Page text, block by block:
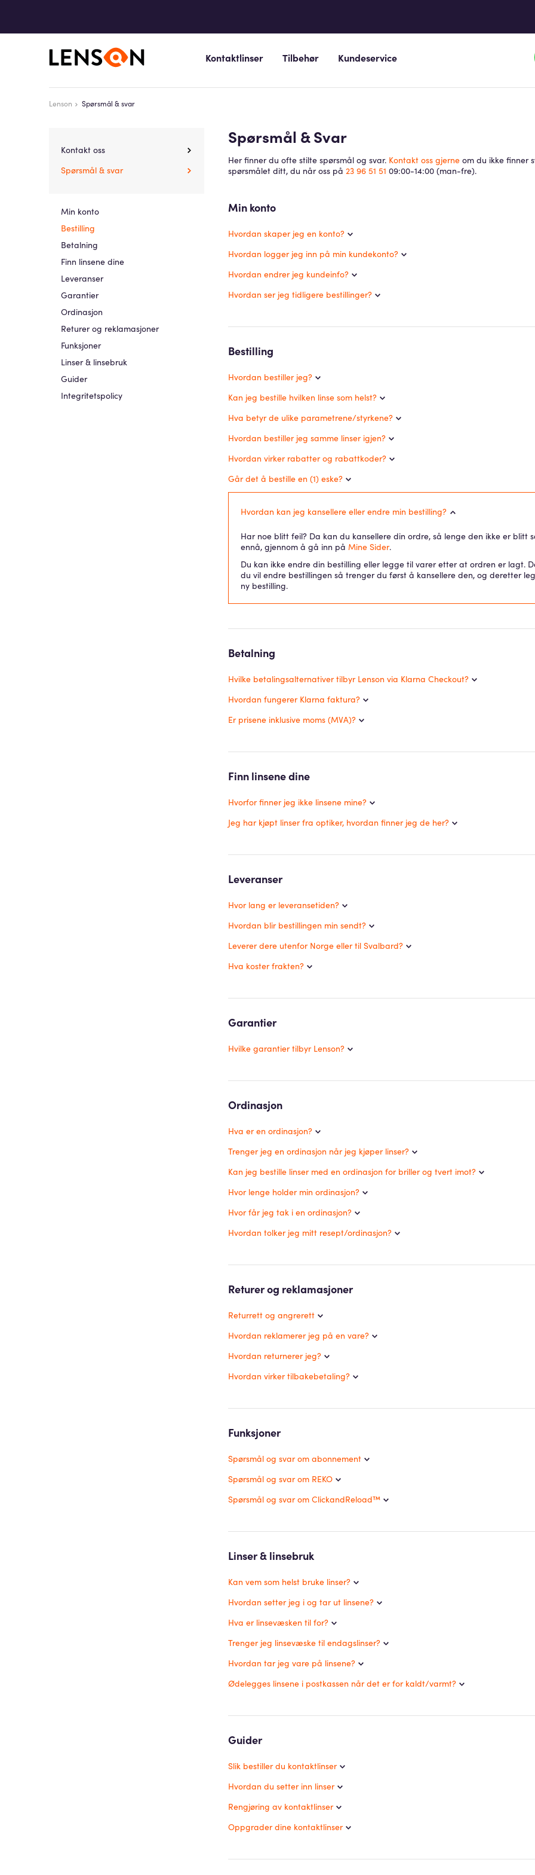
Kontaktlinser Tilbehør Kundeservice
Lenson Spørsmål & svar
Spørsmål & Svar
Her finner du ofte stilte spørsmål og svar. Kontakt oss gjerne om du ikke finner
spørsmålet ditt, du når oss på 23 96 51 51 09:00-14:00 (man-fre).
Min konto
Hvordan skaper jeg en konto?
Hvordan logger jeg inn på min kundekonto?
Hvordan endrer jeg kundeinfo?
Hvordan ser jeg tidligere bestillinger?
Bestilling
Hvordan bestiller jeg?
Kan jeg bestille hvilken linse som helst?
Hva betyr de ulike parametrene/styrkene?
Hvordan bestiller jeg samme linser igjen?
Hvordan virker rabatter og rabattkoder?
Går det å bestille en (1) eske?
Hvordan kan jeg kansellere eller endre min bestilling?
Har noe blitt feil? Da kan du kansellere din ordre, så lenge den ikke er blitt
ennå, gjennom å gå inn på Mine Sider.
Du kan ikke endre din bestilling eller legge til varer etter at ordren er lagt.
du vil endre bestillingen så trenger du først å kansellere den, og deretter
ny bestilling.
Betalning
Hvilke betalingsalternativer tilbyr Lenson via Klarna Checkout?
Hvordan fungerer Klarna faktura?
Er prisene inklusive moms (MVA)?
Finn linsene dine
Hvorfor finner jeg ikke linsene mine?
Jeg har kjøpt linser fra optiker, hvordan finner jeg de her?
Leveranser
Hvor lang er leveransetiden?
Hvordan blir bestillingen min sendt?
Leverer dere utenfor Norge eller til Svalbard?
Hva koster frakten?
Garantier
Hvilke garantier tilbyr Lenson?
Ordinasjon
Hva er en ordinasjon?
Trenger jeg en ordinasjon når jeg kjøper linser?
Kan jeg bestille linser med en ordinasjon for briller og tvert imot?
Hvor lenge holder min ordinasjon?
Hvor får jeg tak i en ordinasjon?
Hvordan tolker jeg mitt resept/ordinasjon?
Returer og reklamasjoner
Returrett og angrerett
Hvordan reklamerer jeg på en vare?
Hvordan returnerer jeg?
Hvordan virker tilbakebetaling?
Funksjoner
Spørsmål og svar om abonnement
Spørsmål og svar om REKO
Spørsmål og svar om ClickandReload™
Linser & linsebruk
Kan vem som helst bruke linser?
Hvordan setter jeg i og tar ut linsene?
Hva er linsevæsken til for?
Trenger jeg linsevæske til endagslinser?
Hvordan tar jeg vare på linsene?
Ødelegges linsene i postkassen når det er for kaldt/varmt?
Guider
Slik bestiller du kontaktlinser
Hvordan du setter inn linser
Rengjøring av kontaktlinser
Oppgrader dine kontaktlinser
Kontakt oss
Spørsmål & svar
Min konto
Bestilling
Betalning
Finn linsene dine
Leveranser
Garantier
Ordinasjon
Returer og reklamasjoner
Funksjoner
Linser & linsebruk
Guider
Integritetspolicy